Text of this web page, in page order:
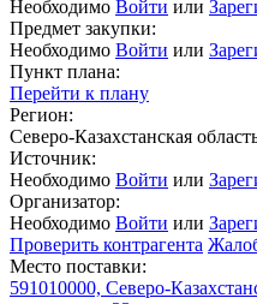
Необходимо Войти или
Предмет закупки:
Необходимо Войти или
Пункт плана:
Перейти к плану
Регион:
Северо-Казахстанская
Источник:
Необходимо Войти или
Организатор:
Необходимо Войти или
Проверить контрагента
Место поставки:
591010000, Северо-